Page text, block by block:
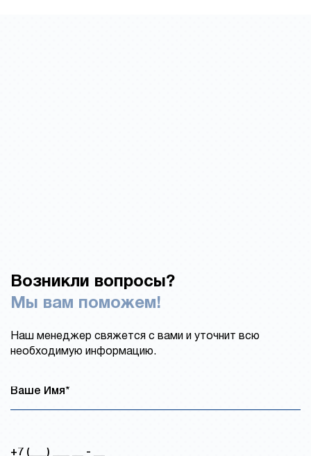
Возникли вопросы?
Мы вам поможем!
Наш менеджер свяжется с вами и уточнит всю
необходимую информацию.